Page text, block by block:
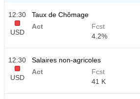
12:30
USD
Taux de Chômage
Act
Fcst
4.2%
12:30
USD
Salaires non-agricoles
Act
Fcst
41 K